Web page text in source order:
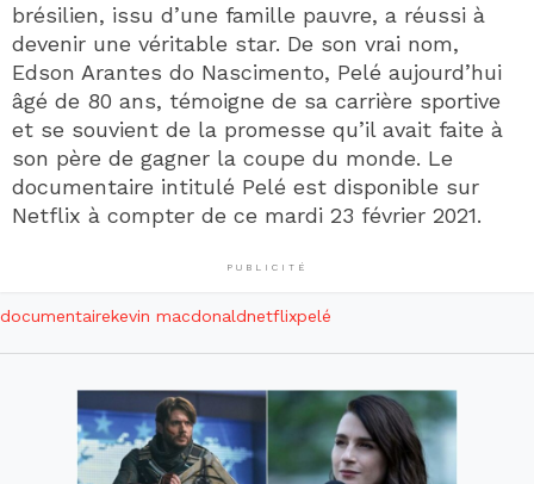
brésilien, issu d’une famille pauvre, a réussi à
devenir une véritable star. De son vrai nom,
Edson Arantes do Nascimento, Pelé aujourd’hui
âgé de 80 ans, témoigne de sa carrière sportive
et se souvient de la promesse qu’il avait faite à
son père de gagner la coupe du monde. Le
documentaire intitulé Pelé est disponible sur
Netflix à compter de ce mardi 23 février 2021.
PUBLICITÉ
documentairekevin macdonaldnetflixpelé